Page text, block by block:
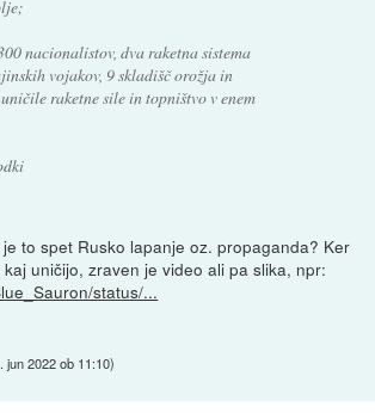
nacionalistov, dva raketna sistema
vojakov, 9 skladišč orožja in
raketne sile in topništvo v enem
to spet Rusko lapanje oz. propaganda? Ker
uničijo, zraven je video ali pa slika, npr:
status/...
jun 2022 ob 11:10)